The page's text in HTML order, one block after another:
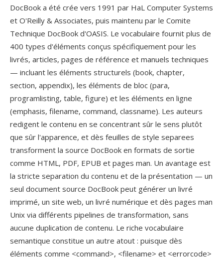
DocBook a été crée vers 1991 par HaL Computer Systems
et O'Reilly & Associates, puis maintenu par le Comite
Technique DocBook d'OASIS. Le vocabulaire fournit plus de
400 types d'éléments conçus spécifiquement pour les
livrés, articles, pages de référence et manuels techniques
— incluant les éléments structurels (book, chapter,
section, appendix), les éléments de bloc (para,
programlisting, table, figure) et les éléments en ligne
(emphasis, filename, command, classname). Les auteurs
redigent le contenu en se concentrant sûr le sens plutôt
que sûr l'apparence, et dès feuilles de style separees
transforment la source DocBook en formats de sortie
comme HTML, PDF, EPUB et pages man. Un avantage est
la stricte separation du contenu et de la présentation — un
seul document source DocBook peut générer un livré
imprimé, un site web, un livré numérique et dès pages man
Unix via différents pipelines de transformation, sans
aucune duplication de contenu. Le riche vocabulaire
semantique constitue un autre atout : puisque dès
éléments comme <command>, <filename> et <errorcode>